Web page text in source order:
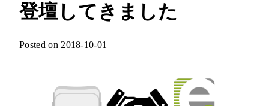
登壇してきました
Posted on 2018-10-01